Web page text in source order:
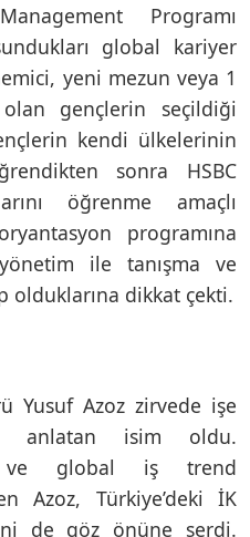
Programı
global kariyer
yeni mezun veya 1
gençlerin seçildiği
kendi ülkelerinin
sonra HSBC
öğrenme amaçlı
programına
ile tanışma ve
olduklarına dikkat çekti.
Yusuf Azoz zirvede işe
anlatan isim oldu.
ve global iş trend
Azoz, Türkiye’deki İK
de göz önüne serdi.